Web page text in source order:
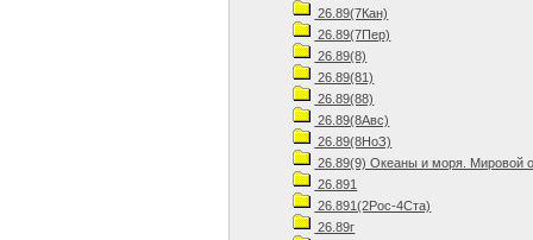
26.89(7Кан)
26.89(7Пер)
26.89(8)
26.89(81)
26.89(88)
26.89(8Авс)
26.89(8НоЗ)
26.89(9) Океаны и моря. Мировой
26.891
26.891(2Рос-4Ста)
26.89г